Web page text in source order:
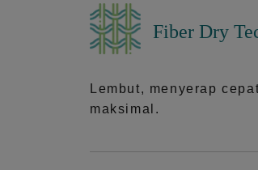
Fiber Dry
Lembut, menyerap
maksimal.